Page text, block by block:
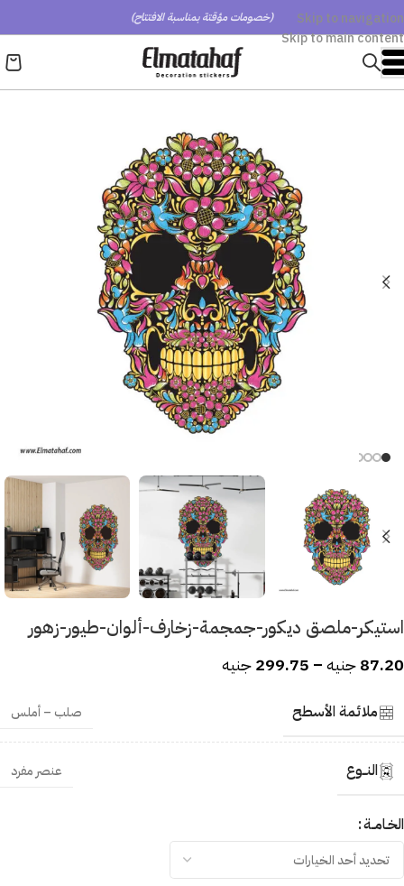
Skip to navigation
Skip to main content
(خصومات مؤقتة بمناسبة الافتتاح)
استيكر-ملصق ديكور-جمجمة-زخارف-ألوان-طيور-زهور
87.20جنيه–
299.75جنيه
ملائمة الأسطح صلب – أملس
النــوع عنصر مفرد
الخـامــة